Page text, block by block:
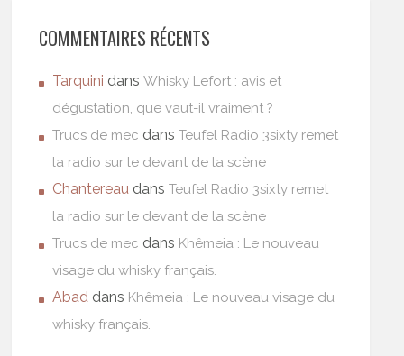
COMMENTAIRES RÉCENTS
Tarquini dansWhisky Lefort : avis et
dégustation, que vaut-il vraiment ?
Trucs de mec dansTeufel Radio 3sixty remet
la radio sur le devant de la scène
Chantereau dansTeufel Radio 3sixty remet
la radio sur le devant de la scène
Trucs de mec dans Khêmeia : Le nouveau
visage du whisky français.
Abad dans Khêmeia : Le nouveau visage du
whisky français.